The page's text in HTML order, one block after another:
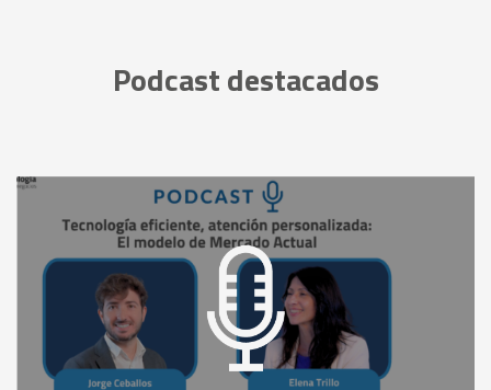
Podcast destacados